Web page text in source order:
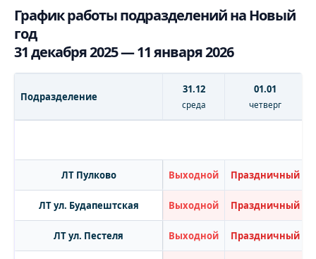
График работы подразделений на Новый
год
31 декабря 2025 — 11 января 2026
Подразделение
31.12
среда
01.01
четверг
ЛТ Пулково Выходной Праздничный
ЛТ ул. Будапештская Выходной Праздничный
ЛТ ул. Пестеля Выходной Праздничный